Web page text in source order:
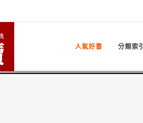
人氣好書 分類索引